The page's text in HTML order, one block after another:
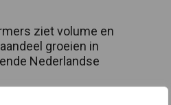
ziet volume en
groeien in
Nederlandse